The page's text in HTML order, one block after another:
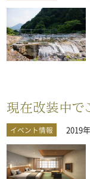
現在改装中で
イベント情報
2019